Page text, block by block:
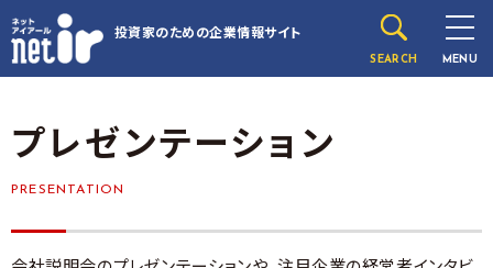
投資家のための企業情報サイト
SEARCH MENU
プレゼンテーション
PRESENTATION